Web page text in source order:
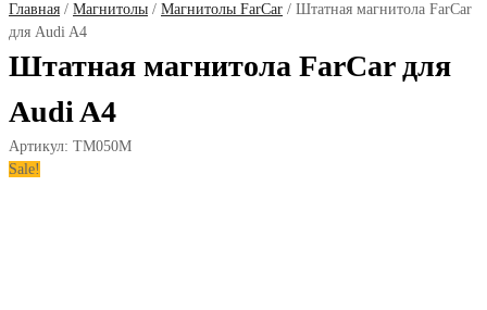
Главная / Магнитолы / Магнитолы FarCar / Штатная магнитола FarCar
для Audi A4
Штатная магнитола FarCar для
Audi A4
Артикул: TM050M
Sale!